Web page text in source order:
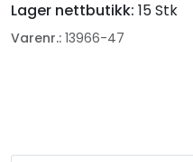
Lager nettbutikk: 15 Stk
Varenr.: 13966-47